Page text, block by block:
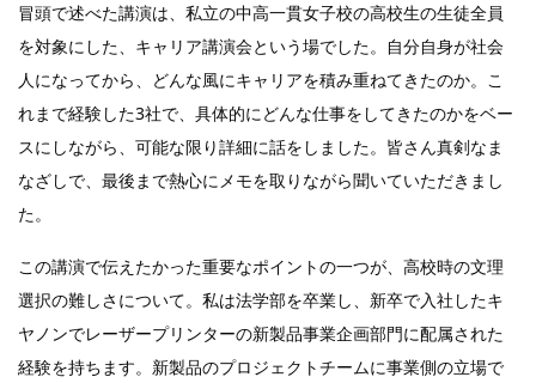
冒頭で述べた講演は、私立の中高一貫女子校の高校生の生徒全員
を対象にした、キャリア講演会という場でした。自分自身が社会
人になってから、どんな風にキャリアを積み重ねてきたのか。こ
れまで経験した3社で、具体的にどんな仕事をしてきたのかをベー
スにしながら、可能な限り詳細に話をしました。皆さん真剣なま
なざしで、最後まで熱心にメモを取りながら聞いていただきまし
た。
この講演で伝えたかった重要なポイントの一つが、高校時の文理
選択の難しさについて。私は法学部を卒業し、新卒で入社したキ
ヤノンでレーザープリンターの新製品事業企画部門に配属された
経験を持ちます。新製品のプロジェクトチームに事業側の立場で